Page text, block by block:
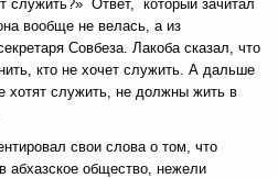
служить?» Ответ, который зачитал
вообще не велась, а из
Совбеза. Лакоба сказал, что
кто не хочет служить. А дальше
хотят служить, не должны жить в
свои слова о том, что
абхазское общество, нежели